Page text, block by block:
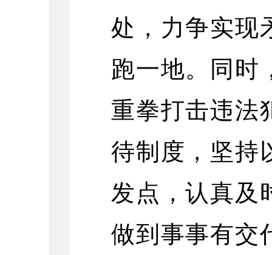
处，力争实现
跑一地。同时
重拳打击违法
待制度，坚持
发点，认真及
做到事事有交